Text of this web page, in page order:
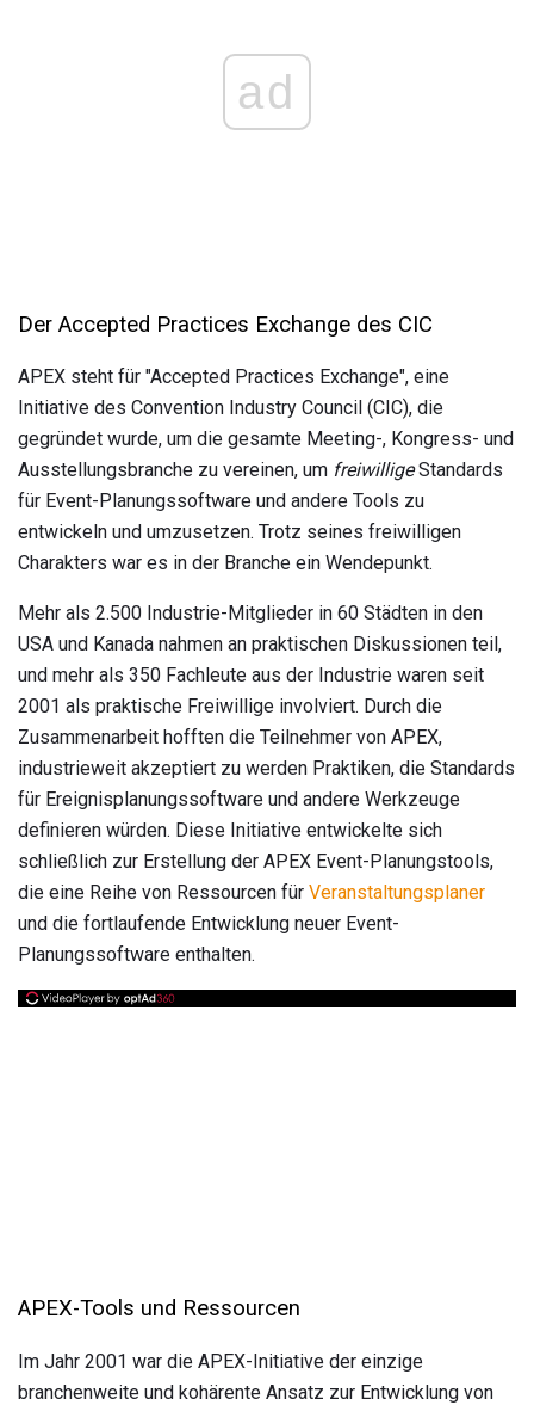
ad
Der Accepted Practices Exchange des CIC
APEX steht für "Accepted Practices Exchange", eine
Initiative des Convention Industry Council (CIC), die
gegründet wurde, um die gesamte Meeting-, Kongress- und
Ausstellungsbranche zu vereinen, um freiwilligeStandards
für Event-Planungssoftware und andere Tools zu
entwickeln und umzusetzen. Trotz seines freiwilligen
Charakters war es in der Branche ein Wendepunkt.
Mehr als 2.500 Industrie-Mitglieder in 60 Städten in den
USA und Kanada nahmen an praktischen Diskussionen teil,
und mehr als 350 Fachleute aus der Industrie waren seit
2001 als praktische Freiwillige involviert. Durch die
Zusammenarbeit hofften die Teilnehmer von APEX,
industrieweit akzeptiert zu werden Praktiken, die Standards
für Ereignisplanungssoftware und andere Werkzeuge
definieren würden. Diese Initiative entwickelte sich
schließlich zur Erstellung der APEX Event-Planungstools,
die eine Reihe von Ressourcen für Veranstaltungsplaner
und die fortlaufende Entwicklung neuer Event-
Planungssoftware enthalten.
APEX-Tools und Ressourcen
Im Jahr 2001 war die APEX-Initiative der einzige
branchenweite und kohärente Ansatz zur Entwicklung von